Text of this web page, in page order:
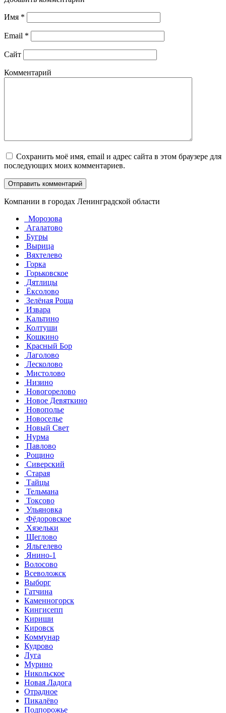
Имя *
Email *
Сайт
Комментарий
Сохранить моё имя, email и адрес сайта в этом браузере для
последующих моих комментариев.
Компании в городах Ленинградской области
Морозова
Агалатово
Бугры
Вырица
Вяхтелево
Горка
Горьковское
Дятлицы
Ёксолово
Зелёная Роща
Извара
Кальтино
Колтуши
Кошкино
Красный Бор
Лаголово
Лесколово
Мистолово
Низино
Новогорелово
Новое Девяткино
Новополье
Новоселье
Новый Свет
Нурма
Павлово
Рощино
Сиверский
Старая
Тайцы
Тельмана
Токсово
Ульяновка
Фёдоровское
Хязельки
Щеглово
Яльгелево
Янино-1
Волосово
Всеволожск
Выборг
Гатчина
Каменногорск
Кингисепп
Кириши
Кировск
Коммунар
Кудрово
Луга
Мурино
Никольское
Новая Ладога
Отрадное
Пикалёво
Подпорожье